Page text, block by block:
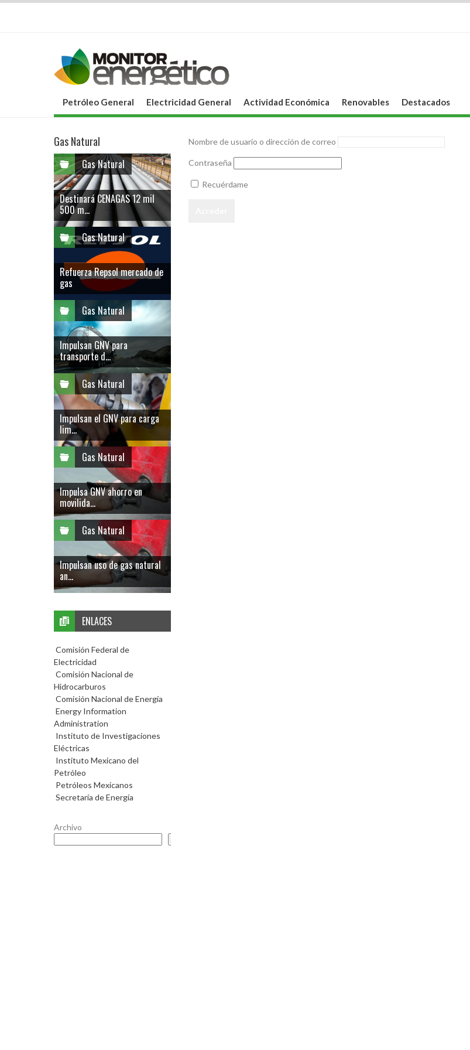
Petróleo General Electricidad General Actividad Económica Renovables Destacados
Nombre de usuario o dirección de correo
Contraseña
Recuérdame
Gas Natural
Gas Natural
Destinará CENAGAS 12 mil
500 m...
Gas Natural
Refuerza Repsol mercado de
gas
Gas Natural
Impulsan GNV para
transporte d...
Gas Natural
Impulsan el GNV para carga
lim...
Gas Natural
Impulsa GNV ahorro en
movilida...
Gas Natural
Impulsan uso de gas natural
an...
ENLACES
Comisión Federal de
Electricidad
Comisión Nacional de
Hidrocarburos
Comisión Nacional de Energía
Energy Information
Administration
Instituto de Investigaciones
Eléctricas
Instituto Mexicano del
Petróleo
Petróleos Mexicanos
Secretaría de Energía
Archivo